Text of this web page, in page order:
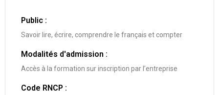
Public :
Savoir lire, écrire, comprendre le français et compter
Modalités d'admission :
Accès à la formation sur inscription par l’entreprise
Code RNCP :